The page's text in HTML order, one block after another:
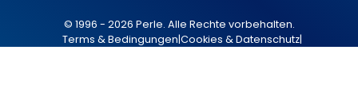
© 1996 - 2026 Perle. Alle Rechte vorbehalten.
Terms & Bedingungen|Cookies & Datenschutz|